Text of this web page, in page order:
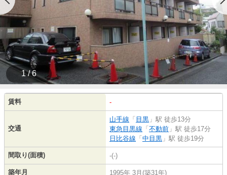
1 / 6
賃料 -
交通
山手線 「 目黒 」駅 徒歩13分
東急目黒線 「 不動前 」駅 徒歩17分
日比谷線 「 中目黒 」駅 徒歩19分
間取り(面積) -(-)
築年月 1995年 3月(築31年)